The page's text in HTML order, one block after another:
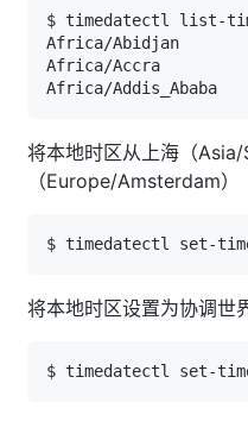
将本地时区从上海（
（Europe/Amsterdam）
$ timedatectl set-
将本地时区设置为协调世